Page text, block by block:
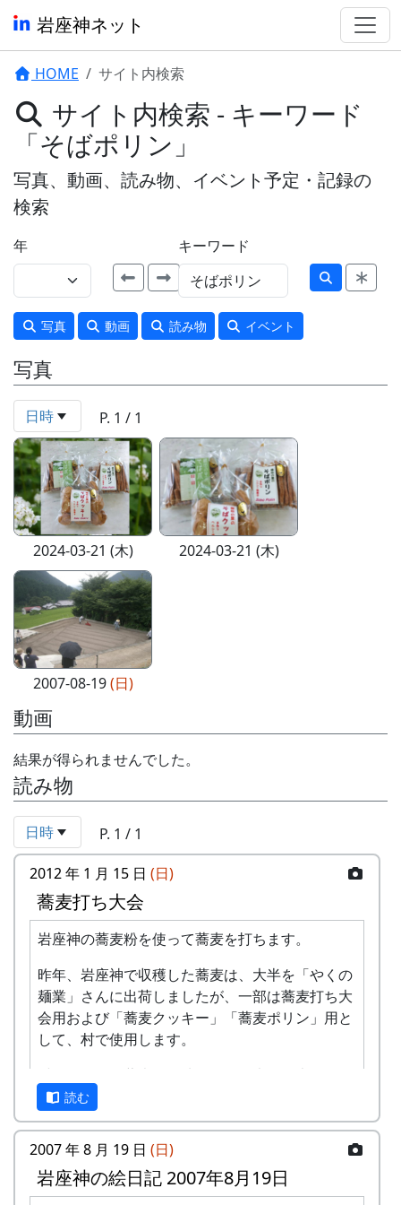
岩座神ネット
HOME サイト内検索
サイト内検索 - キーワード
「そばポリン」
写真、動画、読み物、イベント予定・記録の
検索
年 キーワード
写真 動画 読み物 イベント
写真
日時 P. 1 / 1
2024-03-21 (木) 2024-03-21 (木)
2007-08-19(日)
動画
結果が得られませんでした。
読み物
日時
P. 1 / 1
2012 年 1 月 15 日 (日)
蕎麦打ち大会
岩座神の蕎麦粉を使って蕎麦を打ちます。
昨年、岩座神で収穫した蕎麦は、大半を「やくの
麺業」さんに出荷しましたが、一部は蕎麦打ち大
会用および「蕎麦クッキー」「蕎麦ポリン」用と
して、村で使用します。
村で使用する蕎麦は、地元の人（大袋の大江さ
ん）に頼んで、昔ながらの石臼で製粉してもらっ
ています。
蕎麦打ちの講師は、岩座神の住人ではなく、町の
職員でもなく、都会からボランティアでやって来
てくれている「蕎麦打ち道」に身を献げたサーク
読む
2007 年 8 月 19 日 (日)
岩座神の絵日記 2007年8月19日